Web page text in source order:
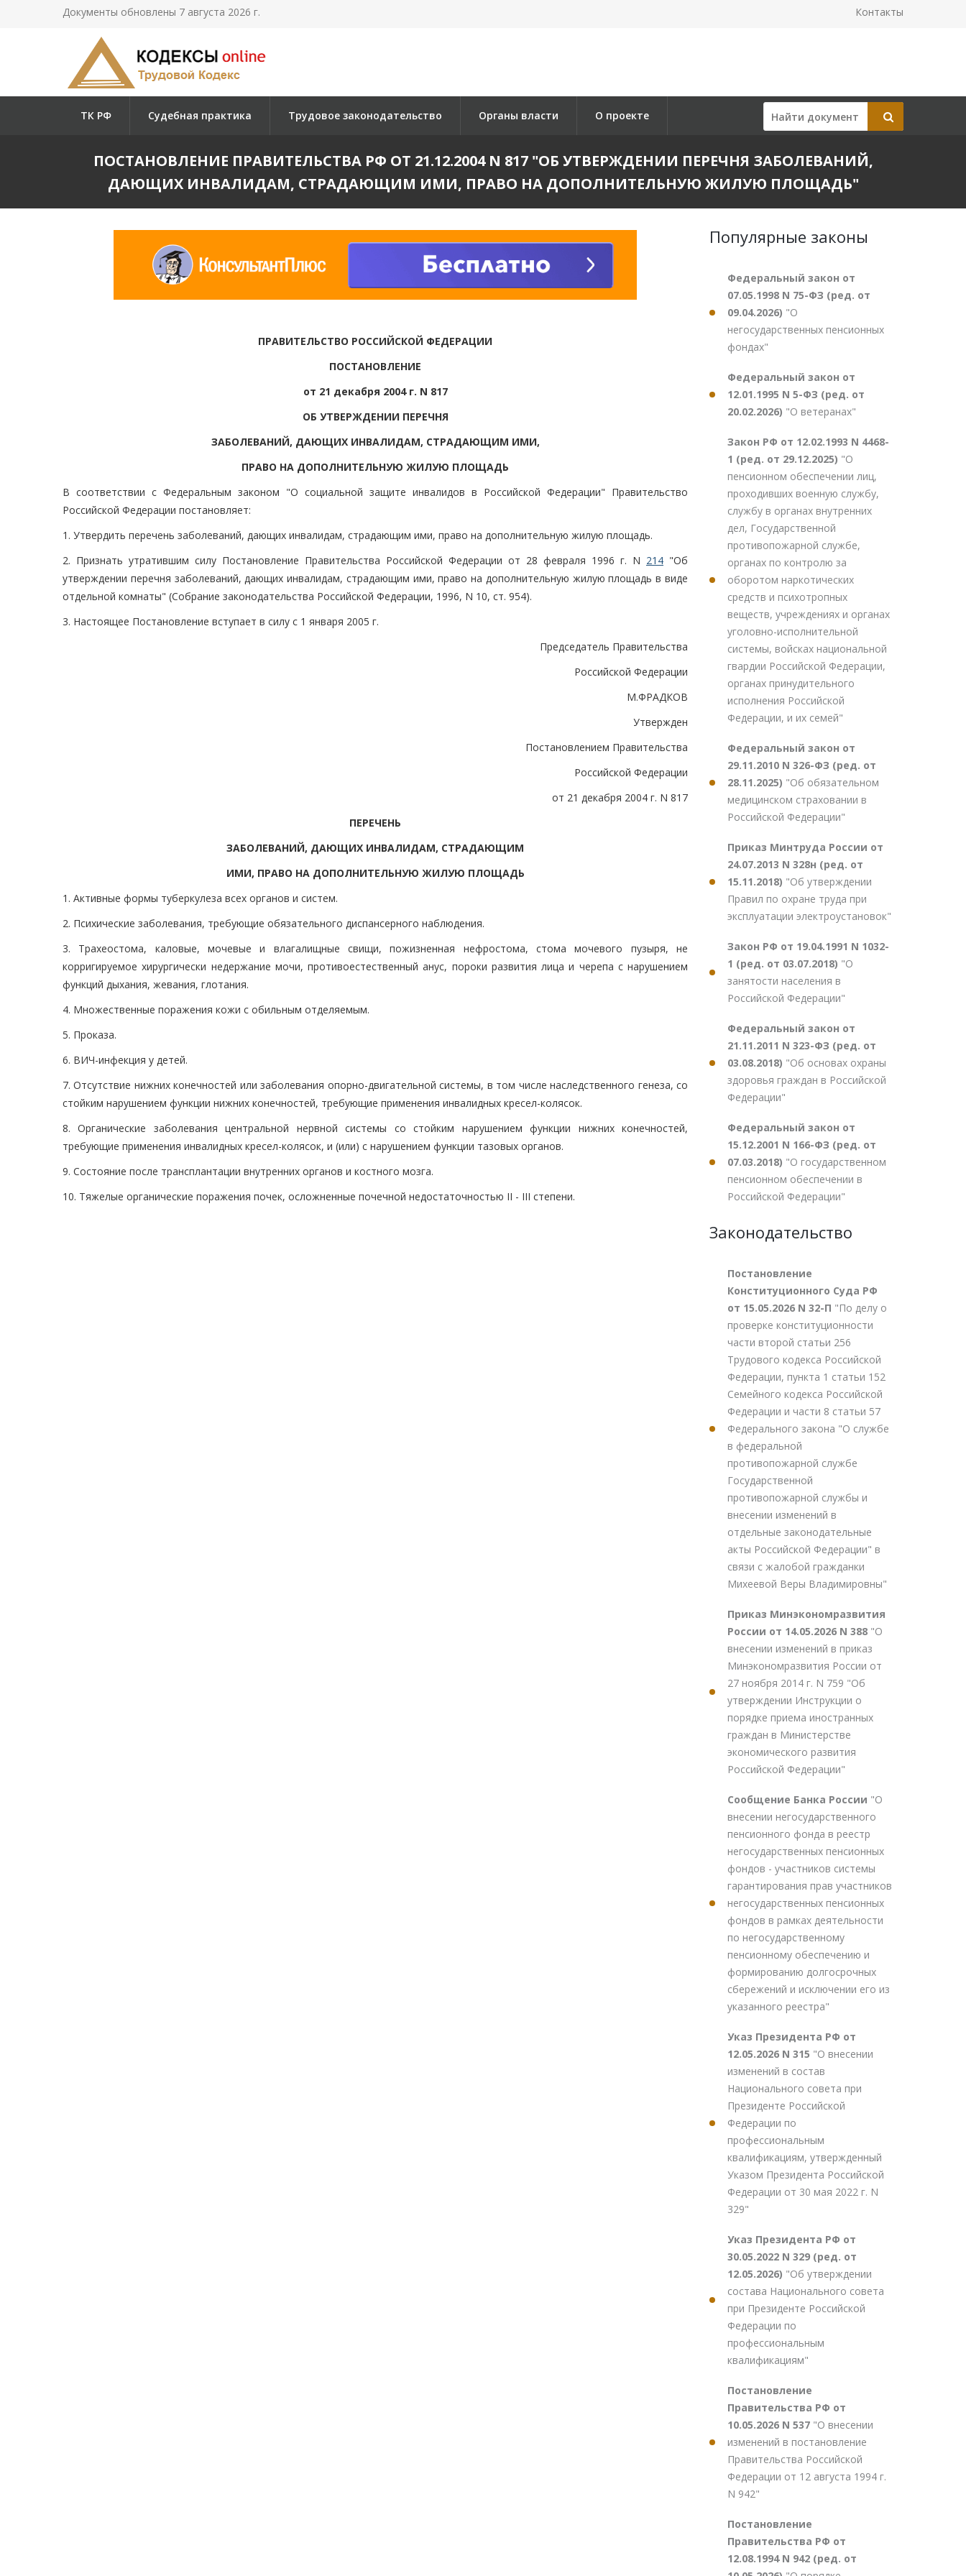
Документы обновлены 7 августа 2026 г. Контакты
ТК РФ Судебная практика Трудовое законодательство Органы власти О проекте
ПОСТАНОВЛЕНИЕ ПРАВИТЕЛЬСТВА РФ ОТ 21.12.2004 N 817 "ОБ УТВЕРЖДЕНИИ ПЕРЕЧНЯ ЗАБОЛЕВАНИЙ,
ДАЮЩИХ ИНВАЛИДАМ, СТРАДАЮЩИМ ИМИ, ПРАВО НА ДОПОЛНИТЕЛЬНУЮ ЖИЛУЮ ПЛОЩАДЬ"
ПРАВИТЕЛЬСТВО РОССИЙСКОЙ ФЕДЕРАЦИИ
ПОСТАНОВЛЕНИЕ
от 21 декабря 2004 г. N 817
ОБ УТВЕРЖДЕНИИ ПЕРЕЧНЯ
ЗАБОЛЕВАНИЙ, ДАЮЩИХ ИНВАЛИДАМ, СТРАДАЮЩИМ ИМИ,
ПРАВО НА ДОПОЛНИТЕЛЬНУЮ ЖИЛУЮ ПЛОЩАДЬ
В соответствии с Федеральным законом "О социальной защите инвалидов в Российской Федерации" Правительство
Российской Федерации постановляет:
1. Утвердить перечень заболеваний, дающих инвалидам, страдающим ими, право на дополнительную жилую площадь.
2. Признать утратившим силу Постановление Правительства Российской Федерации от 28 февраля 1996 г. N 214 "Об
утверждении перечня заболеваний, дающих инвалидам, страдающим ими, право на дополнительную жилую площадь в виде
отдельной комнаты" (Собрание законодательства Российской Федерации, 1996, N 10, ст. 954).
3. Настоящее Постановление вступает в силу с 1 января 2005 г.
Председатель Правительства
Российской Федерации
М.ФРАДКОВ
Утвержден
Постановлением Правительства
Российской Федерации
от 21 декабря 2004 г. N 817
ПЕРЕЧЕНЬ
ЗАБОЛЕВАНИЙ, ДАЮЩИХ ИНВАЛИДАМ, СТРАДАЮЩИМ
ИМИ, ПРАВО НА ДОПОЛНИТЕЛЬНУЮ ЖИЛУЮ ПЛОЩАДЬ
1. Активные формы туберкулеза всех органов и систем.
2. Психические заболевания, требующие обязательного диспансерного наблюдения.
3. Трахеостома, каловые, мочевые и влагалищные свищи, пожизненная нефростома, стома мочевого пузыря, не
корригируемое хирургически недержание мочи, противоестественный анус, пороки развития лица и черепа с нарушением
функций дыхания, жевания, глотания.
4. Множественные поражения кожи с обильным отделяемым.
5. Проказа.
6. ВИЧ-инфекция у детей.
7. Отсутствие нижних конечностей или заболевания опорно-двигательной системы, в том числе наследственного генеза, со
стойким нарушением функции нижних конечностей, требующие применения инвалидных кресел-колясок.
8. Органические заболевания центральной нервной системы со стойким нарушением функции нижних конечностей,
требующие применения инвалидных кресел-колясок, и (или) с нарушением функции тазовых органов.
9. Состояние после трансплантации внутренних органов и костного мозга.
10. Тяжелые органические поражения почек, осложненные почечной недостаточностью II - III степени.
Популярные законы
Федеральный закон от
07.05.1998 N 75-ФЗ (ред. от
09.04.2026) "О
негосударственных пенсионных
фондах"
Федеральный закон от
12.01.1995 N 5-ФЗ (ред. от
20.02.2026) "О ветеранах"
Закон РФ от 12.02.1993 N 4468-
1 (ред. от 29.12.2025) "О
пенсионном обеспечении лиц,
проходивших военную службу,
службу в органах внутренних
дел, Государственной
противопожарной службе,
органах по контролю за
оборотом наркотических
средств и психотропных
веществ, учреждениях и органах
уголовно-исполнительной
системы, войсках национальной
гвардии Российской Федерации,
органах принудительного
исполнения Российской
Федерации, и их семей"
Федеральный закон от
29.11.2010 N 326-ФЗ (ред. от
28.11.2025) "Об обязательном
медицинском страховании в
Российской Федерации"
Приказ Минтруда России от
24.07.2013 N 328н (ред. от
15.11.2018) "Об утверждении
Правил по охране труда при
эксплуатации электроустановок"
Закон РФ от 19.04.1991 N 1032-
1 (ред. от 03.07.2018) "О
занятости населения в
Российской Федерации"
Федеральный закон от
21.11.2011 N 323-ФЗ (ред. от
03.08.2018) "Об основах охраны
здоровья граждан в Российской
Федерации"
Федеральный закон от
15.12.2001 N 166-ФЗ (ред. от
07.03.2018) "О государственном
пенсионном обеспечении в
Российской Федерации"
Законодательство
Постановление
Конституционного Суда РФ
от 15.05.2026 N 32-П "По делу о
проверке конституционности
части второй статьи 256
Трудового кодекса Российской
Федерации, пункта 1 статьи 152
Семейного кодекса Российской
Федерации и части 8 статьи 57
Федерального закона "О службе
в федеральной
противопожарной службе
Государственной
противопожарной службы и
внесении изменений в
отдельные законодательные
акты Российской Федерации" в
связи с жалобой гражданки
Михеевой Веры Владимировны"
Приказ Минэкономразвития
России от 14.05.2026 N 388 "О
внесении изменений в приказ
Минэкономразвития России от
27 ноября 2014 г. N 759 "Об
утверждении Инструкции о
порядке приема иностранных
граждан в Министерстве
экономического развития
Российской Федерации"
Сообщение Банка России "О
внесении негосударственного
пенсионного фонда в реестр
негосударственных пенсионных
фондов - участников системы
гарантирования прав участников
негосударственных пенсионных
фондов в рамках деятельности
по негосударственному
пенсионному обеспечению и
формированию долгосрочных
сбережений и исключении его из
указанного реестра"
Указ Президента РФ от
12.05.2026 N 315 "О внесении
изменений в состав
Национального совета при
Президенте Российской
Федерации по
профессиональным
квалификациям, утвержденный
Указом Президента Российской
Федерации от 30 мая 2022 г. N
329"
Указ Президента РФ от
30.05.2022 N 329 (ред. от
12.05.2026) "Об утверждении
состава Национального совета
при Президенте Российской
Федерации по
профессиональным
квалификациям"
Постановление
Правительства РФ от
10.05.2026 N 537 "О внесении
изменений в постановление
Правительства Российской
Федерации от 12 августа 1994 г.
N 942"
Постановление
Правительства РФ от
12.08.1994 N 942 (ред. от